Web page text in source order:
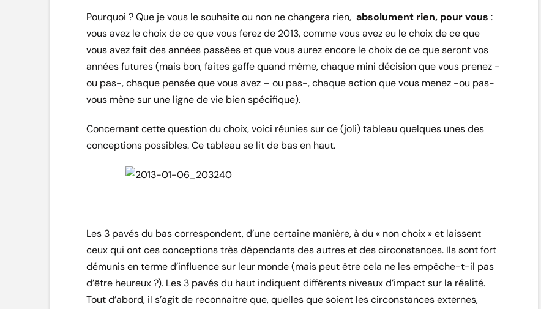
Pourquoi ? Que je vous le souhaite ou non ne changera rien, absolument rien, pour vous :
vous avez le choix de ce que vous ferez de 2013, comme vous avez eu le choix de ce que
vous avez fait des années passées et que vous aurez encore le choix de ce que seront vos
années futures (mais bon, faites gaffe quand même, chaque mini décision que vous prenez -
ou pas-, chaque pensée que vous avez – ou pas-, chaque action que vous menez -ou pas-
vous mène sur une ligne de vie bien spécifique).
Concernant cette question du choix, voici réunies sur ce (joli) tableau quelques unes des
conceptions possibles. Ce tableau se lit de bas en haut.
Les 3 pavés du bas correspondent, d’une certaine manière, à du « non choix » et laissent
ceux qui ont ces conceptions très dépendants des autres et des circonstances. Ils sont fort
démunis en terme d’influence sur leur monde (mais peut être cela ne les empêche-t-il pas
d’être heureux ?). Les 3 pavés du haut indiquent différents niveaux d’impact sur la réalité.
Tout d’abord, il s’agit de reconnaitre que, quelles que soient les circonstances externes,